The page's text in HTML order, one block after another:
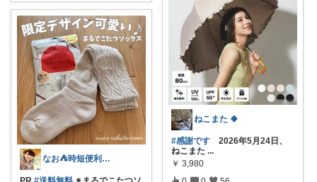
なお⛺️時短便利グッズ好き♡オリ写多め♪
ねこまた 🍀
#感謝です 2026年5月24日、
ねこまた ...
￥ 3,980